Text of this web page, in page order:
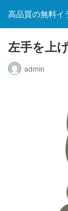
高品質の無料イ
左手を上
admin